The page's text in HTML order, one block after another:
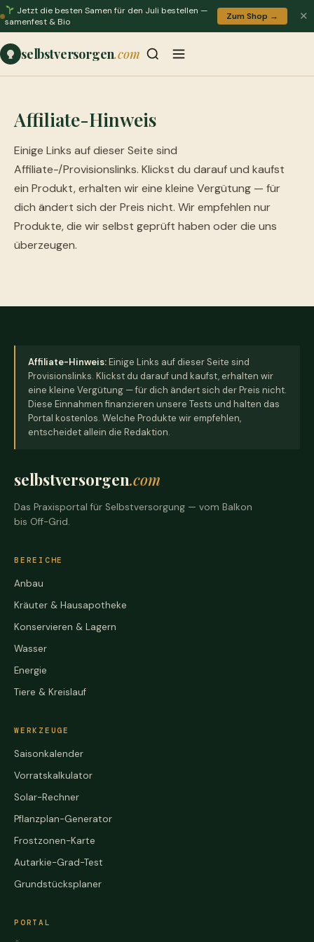
Jetzt die besten Samen für den Juli bestellen —
samenfest & Bio
Zum Shop → ✕
selbstversorgen.com
Affiliate-Hinweis
Einige Links auf dieser Seite sind
Affiliate-/Provisionslinks. Klickst du darauf und kaufst
ein Produkt, erhalten wir eine kleine Vergütung — für
dich ändert sich der Preis nicht. Wir empfehlen nur
Produkte, die wir selbst geprüft haben oder die uns
überzeugen.
Affiliate-Hinweis:Einige Links auf dieser Seite sind
Provisionslinks. Klickst du darauf und kaufst, erhalten wir
eine kleine Vergütung — für dich ändert sich der Preis nicht.
Diese Einnahmen finanzieren unsere Tests und halten das
Portal kostenlos. Welche Produkte wir empfehlen,
entscheidet allein die Redaktion.
selbstversorgen.com
Das Praxisportal für Selbstversorgung — vom Balkon
bis Off-Grid.
BEREICHE
Anbau
Kräuter & Hausapotheke
Konservieren & Lagern
Wasser
Energie
Tiere & Kreislauf
WERKZEUGE
Saisonkalender
Vorratskalkulator
Solar-Rechner
Pflanzplan-Generator
Frostzonen-Karte
Autarkie-Grad-Test
Grundstücksplaner
PORTAL